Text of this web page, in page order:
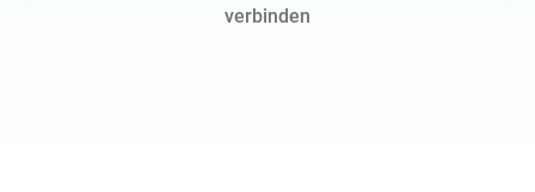
verbinden